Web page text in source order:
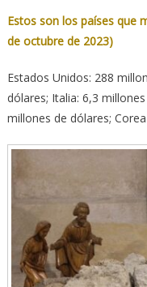
Estos son los países que
de octubre de 2023)
Estados Unidos: 288
dólares; Italia: 6,3
millones de dólares;